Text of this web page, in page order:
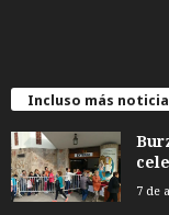
Incluso más
7 de